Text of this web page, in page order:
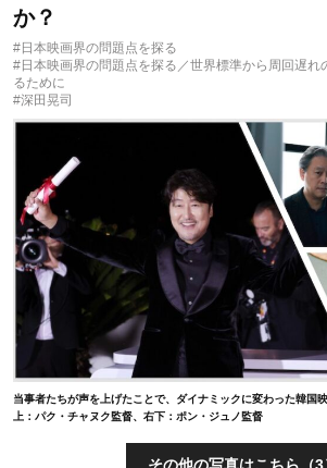
か？
#日本映画界の問題点を探る
#日本映画界の問題点を探る／世界標準から周回遅れ
るために
#深田晃司
当事者たちが声を上げたことで、ダイナミックに変わった韓国
上：パク・チャヌク監督、右下：ポン・ジュノ監督